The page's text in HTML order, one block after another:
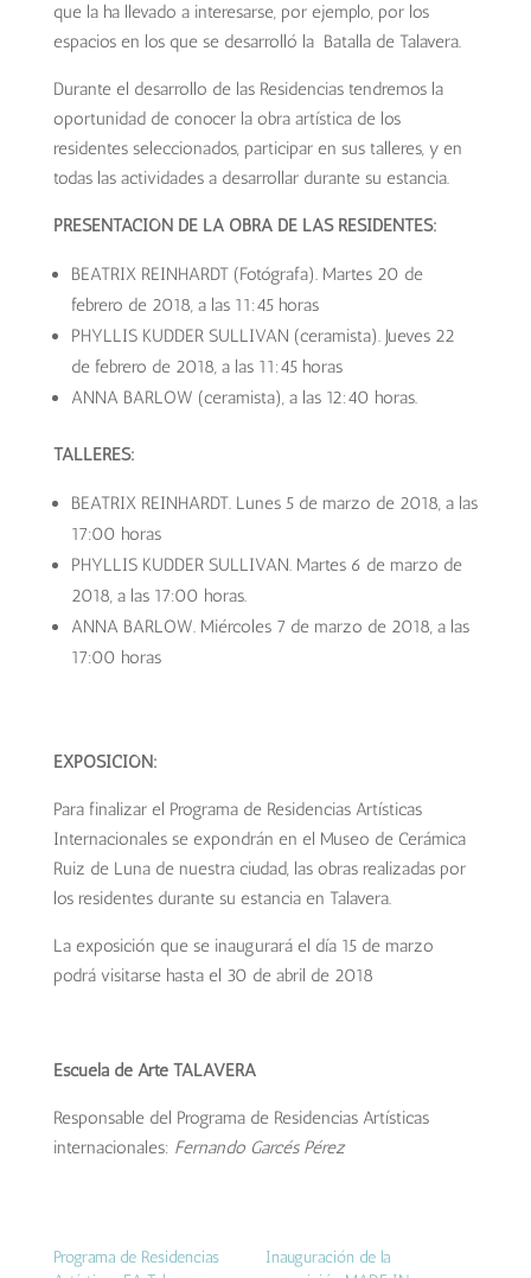
que la ha llevado a interesarse, por ejemplo, por los
espacios en los que se desarrolló la Batalla de Talavera.
Durante el desarrollo de las Residencias tendremos la
oportunidad de conocer la obra artística de los
residentes seleccionados, participar en sus talleres, y en
todas las actividades a desarrollar durante su estancia.
PRESENTACIÓN DE LA OBRA DE LAS RESIDENTES:
BEATRIX REINHARDT (Fotógrafa). Martes 20 de
febrero de 2018, a las 11:45 horas
PHYLLIS KUDDER SULLIVAN (ceramista). Jueves 22
de febrero de 2018, a las 11:45 horas
ANNA BARLOW (ceramista), a las 12:40 horas.
TALLERES:
BEATRIX REINHARDT. Lunes 5 de marzo de 2018, a las
17:00 horas
PHYLLIS KUDDER SULLIVAN. Martes 6 de marzo de
2018, a las 17:00 horas.
ANNA BARLOW. Miércoles 7 de marzo de 2018, a las
17:00 horas
EXPOSICIÓN:
Para finalizar el Programa de Residencias Artísticas
Internacionales se expondrán en el Museo de Cerámica
Ruiz de Luna de nuestra ciudad, las obras realizadas por
los residentes durante su estancia en Talavera.
La exposición que se inaugurará el día 15 de marzo
podrá visitarse hasta el 30 de abril de 2018
Escuela de Arte TALAVERA
Responsable del Programa de Residencias Artísticas
internacionales: Fernando Garcés Pérez
Programa de Residencias
Inauguración de la